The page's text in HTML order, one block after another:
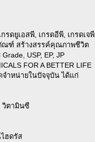
ดยูเอสพี, เกรดอีพี, เกรดเจพี
ณฑ์ สร้างสรรค์คุณภาพชีวิต
USP, EP, JP
FOR A BETTER LIFE
จำหน่ายในปัจจุบัน ได้แก่
วิตามินซี
ฮดรัส